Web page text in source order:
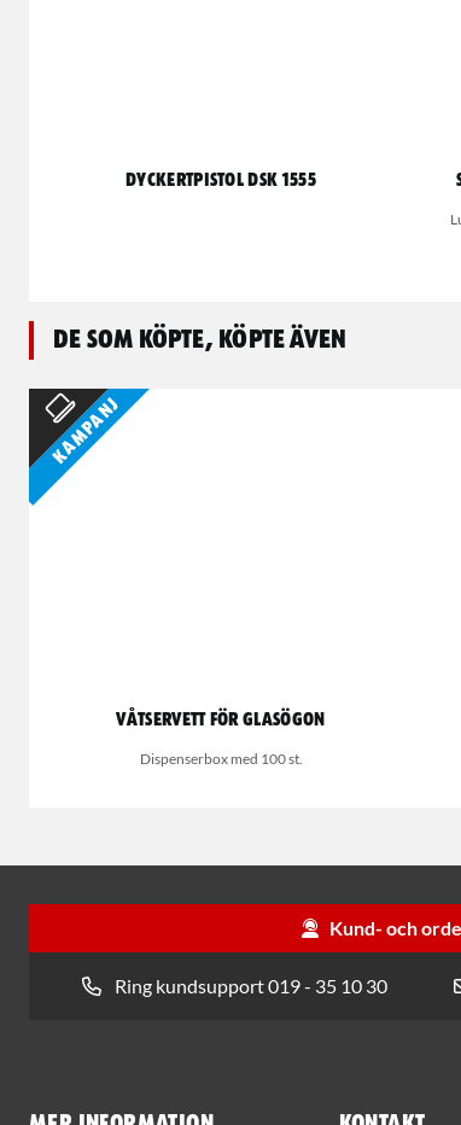
Dyckertpistol DSK 1555
De som köpte, köpte även
Kampanj
Våtservett för glasögon
Dispenserbox med 100 st.
Kund- och
Ring kundsupport 019 - 35 10 30